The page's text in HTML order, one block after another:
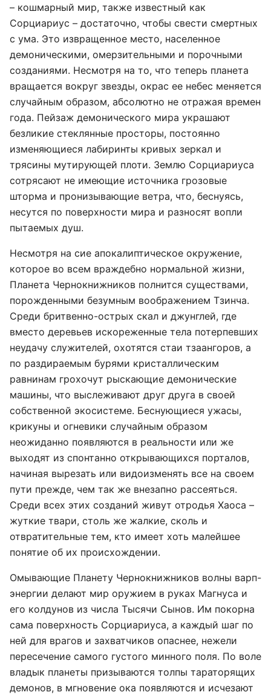
– кошмарный мир, также известный как
Сорциариус – достаточно, чтобы свести смертных
с ума. Это извращенное место, населенное
демоническими, омерзительными и порочными
созданиями. Несмотря на то, что теперь планета
вращается вокруг звезды, окрас ее небес меняется
случайным образом, абсолютно не отражая времен
года. Пейзаж демонического мира украшают
безликие стеклянные просторы, постоянно
изменяющиеся лабиринты кривых зеркал и
трясины мутирующей плоти. Землю Сорциариуса
сотрясают не имеющие источника грозовые
шторма и пронизывающие ветра, что, беснуясь,
несутся по поверхности мира и разносят вопли
пытаемых душ.
Несмотря на сие апокалиптическое окружение,
которое во всем враждебно нормальной жизни,
Планета Чернокнижников полнится существами,
порожденными безумным воображением Тзинча.
Среди бритвенно-острых скал и джунглей, где
вместо деревьев искореженные тела потерпевших
неудачу служителей, охотятся стаи тзаангоров, а
по раздираемым бурями кристаллическим
равнинам грохочут рыскающие демонические
машины, что выслеживают друг друга в своей
собственной экосистеме. Беснующиеся ужасы,
крикуны и огневики случайным образом
неожиданно появляются в реальности или же
выходят из спонтанно открывающихся порталов,
начиная вырезать или видоизменять все на своем
пути прежде, чем так же внезапно рассеяться.
Среди всех этих созданий живут отродья Хаоса –
жуткие твари, столь же жалкие, сколь и
отвратительные тем, кто имеет хоть малейшее
понятие об их происхождении.
Омывающие Планету Чернокнижников волны варп-
энергии делают мир оружием в руках Магнуса и
его колдунов из числа Тысячи Сынов. Им покорна
сама поверхность Сорциариуса, а каждый шаг по
ней для врагов и захватчиков опаснее, нежели
пересечение самого густого минного поля. По воле
владык планеты призываются толпы тараторящих
демонов, в мгновение ока появляются и исчезают